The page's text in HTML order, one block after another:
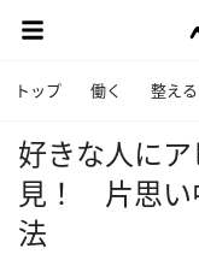
トップ 働く 整える
好きな人に
見！ 片思い
法